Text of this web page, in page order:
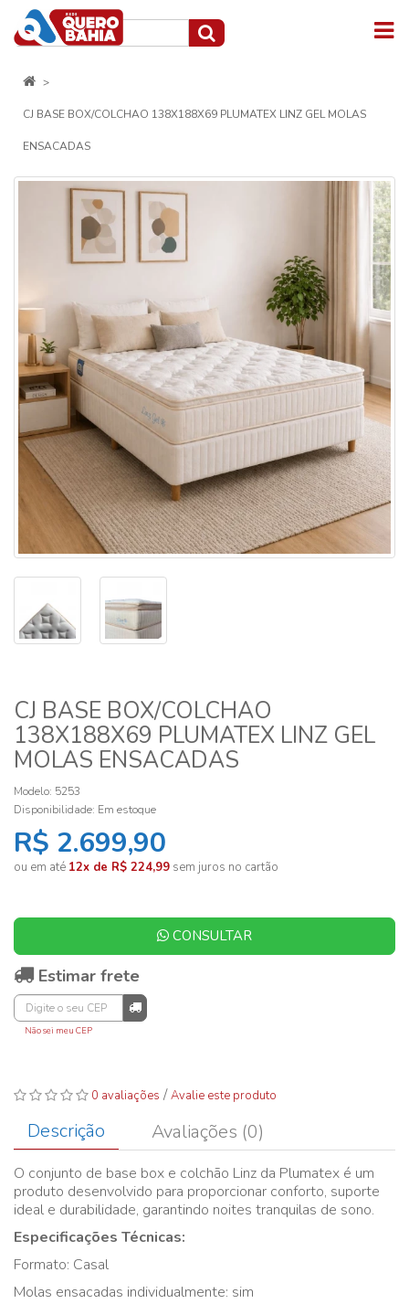
CJ BASE BOX/COLCHAO 138X188X69 PLUMATEX LINZ GEL MOLAS
ENSACADAS
CJ BASE BOX/COLCHAO
138X188X69 PLUMATEX LINZ GEL
MOLAS ENSACADAS
Modelo: 5253
Disponibilidade: Em estoque
R$ 2.699,90
ou em até 12x de R$ 224,99 sem juros no cartão
CONSULTAR
Estimar frete
Não sei meu CEP
0 avaliações /Avalie este produto
Descrição Avaliações (0)
O conjunto de base box e colchão Linz da Plumatex é um
produto desenvolvido para proporcionar conforto, suporte
ideal e durabilidade, garantindo noites tranquilas de sono.
Especificações Técnicas:
Formato: Casal
Molas ensacadas individualmente: sim